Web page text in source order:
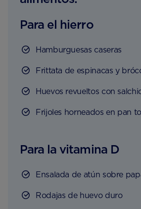
Para el hierro
Hamburguesas caseras
Frittata de espinacas y
Huevos revueltos con
Frijoles horneados en pan
Para la vitamina D
Ensalada de atún sobre
Rodajas de huevo duro